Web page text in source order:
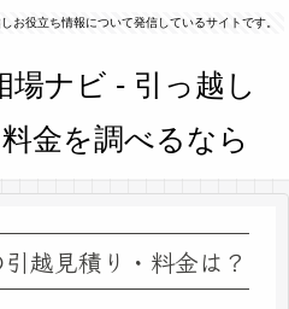
お役立ち情報について発信しているサイトです。
越見積り・料金は？